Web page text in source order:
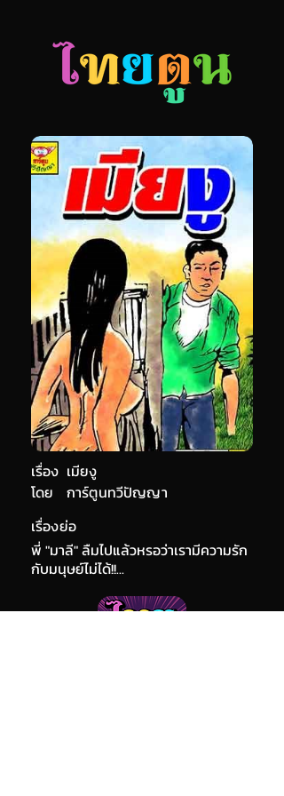
เรื่อง เมียงู
การ์ตูนทวีปัญญา
โดย
เรื่องย่อ
พี่ "มาลี" ลืมไปแล้วหรอว่าเรามีความรัก
กับมนุษย์ไม่ได้!!...